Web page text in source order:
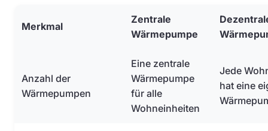
Merkmal
Zentrale
Wärmepumpe
Anzahl der
Wärmepumpen
Eine zentrale
Wärmepumpe
für alle
Wohneinheiten
Jede
hat eine